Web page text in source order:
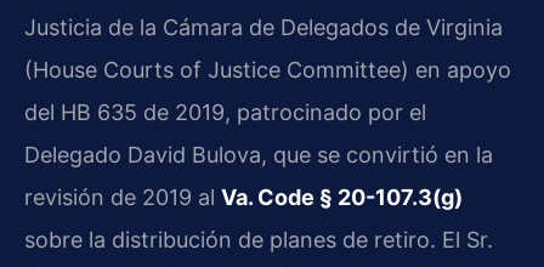
Justicia de la Cámara de Delegados de Virginia
(House Courts of Justice Committee) en apoyo
del HB 635 de 2019, patrocinado por el
Delegado David Bulova, que se convirtió en la
revisión de 2019 al Va. Code § 20-107.3(g)
sobre la distribución de planes de retiro. El Sr.